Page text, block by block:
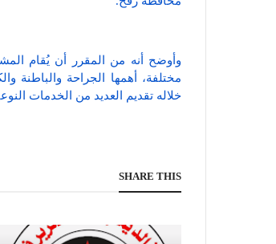
خلاله تقديم العديد من الخدمات
SHARE THIS